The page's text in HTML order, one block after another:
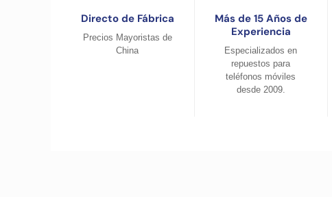
Directo de Fábrica
Precios Mayoristas de
China
Más de 15 Años de
Experiencia
Especializados en
repuestos para
teléfonos móviles
desde 2009.